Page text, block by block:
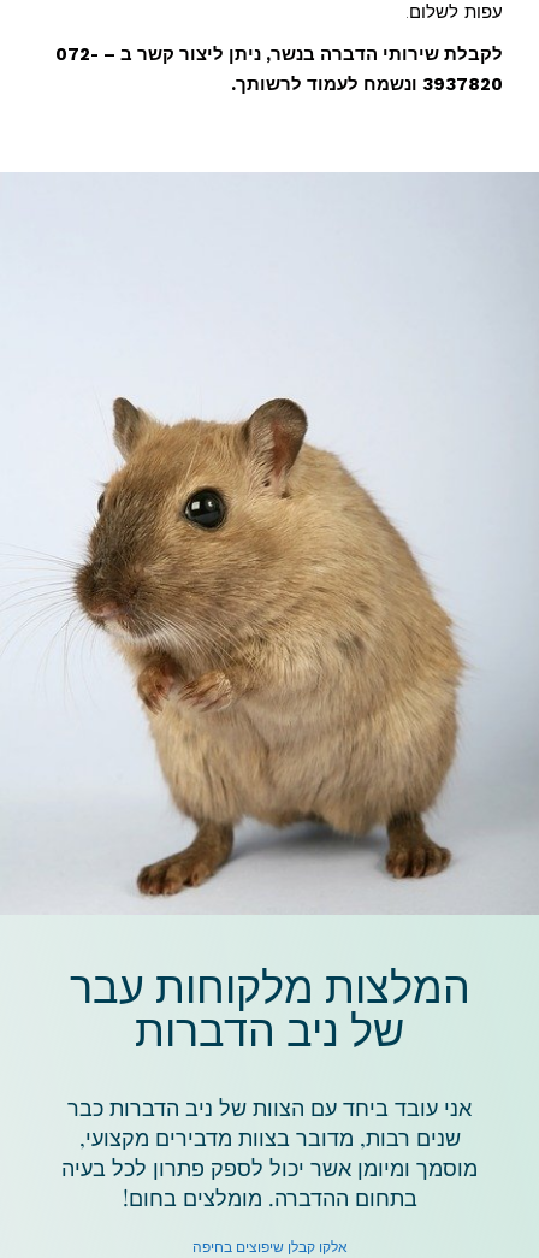
עפות לשלום.
לקבלת שירותי הדברה בנשר, ניתן ליצור קשר ב – 072-
3937820 ונשמח לעמוד לרשותך.
המלצות מלקוחות עבר
של ניב הדברות
אני עובד ביחד עם הצוות של ניב הדברות כבר
שנים רבות, מדובר בצוות מדבירים מקצועי,
מוסמך ומיומן אשר יכול לספק פתרון לכל בעיה
בתחום ההדברה. מומלצים בחום!
אלקו קבלן שיפוצים בחיפה